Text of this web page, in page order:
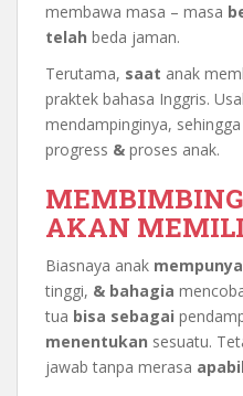
membawa masa – masa
telah beda jaman.
Terutama, saat anak
praktek bahasa Inggris.
mendampinginya,
progress & proses anak.
AKAN
Biasnaya anak
tinggi, & bahagia
tua bisa sebagai
menentukan sesuatu.
jawab tanpa merasa